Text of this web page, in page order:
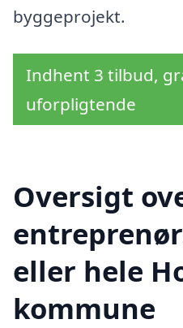
byggeprojekt.
Indhent 3 tilbud,
uforpligtende
Oversigt
eller hele
kommune